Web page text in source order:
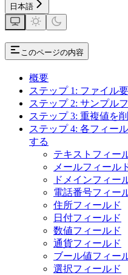
日本語
このページの内容
概要
ステップ 1: ファイル
ステップ 2: サンプル
ステップ 3: 重複値を
ステップ 4: 各フィー
する
テキストフィー
メールフィール
ドメインフィー
電話番号フィー
住所フィールド
日付フィールド
数値フィールド
通貨フィールド
ブール値フィー
選択フィールド